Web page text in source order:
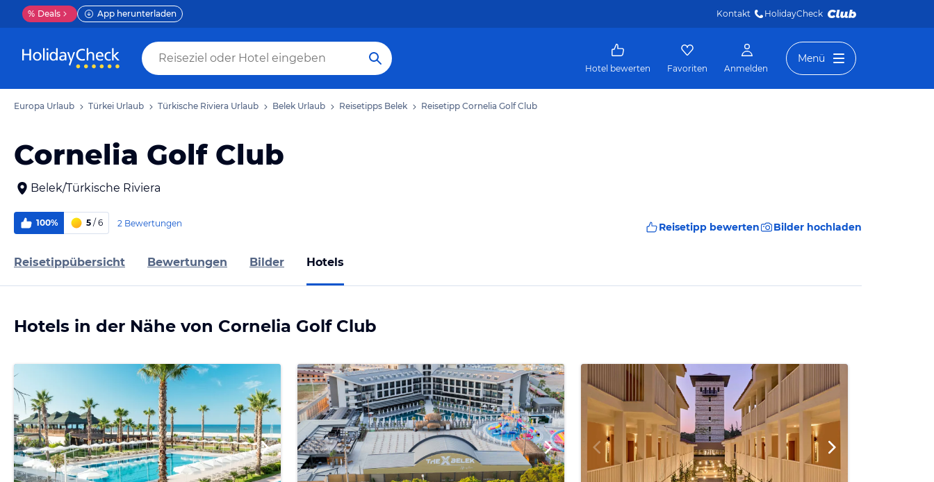
% Deals App herunterladen Kontakt HolidayCheck
Hotel bewerten Favoriten Anmelden
Menü
Europa Urlaub Türkei Urlaub Türkische Riviera Urlaub Belek Urlaub Reisetipps Belek Reisetipp Cornelia Golf Club
Cornelia Golf Club
Belek/Türkische Riviera
100% 5 / 6 2 Bewertungen Reisetipp bewerten Bilder hochladen
Reisetippübersicht Bewertungen Bilder Hotels
Hotels in der Nähe von Cornelia Golf Club